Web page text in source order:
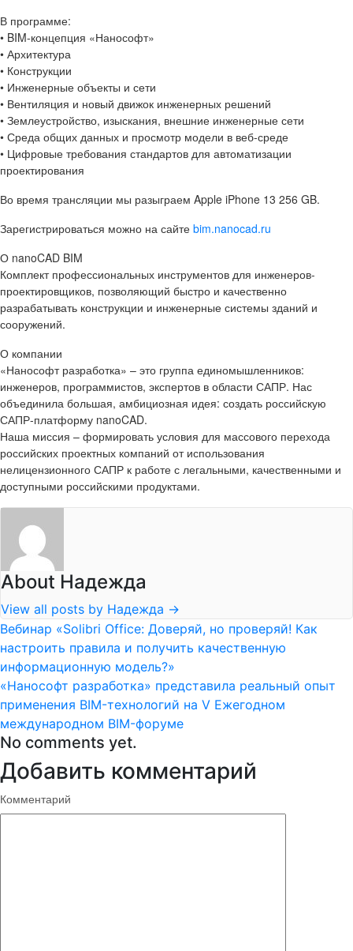
В программе:
• BIM-концепция «Нанософт»
• Архитектура
• Конструкции
• Инженерные объекты и сети
• Вентиляция и новый движок инженерных решений
• Землеустройство, изыскания, внешние инженерные сети
• Среда общих данных и просмотр модели в веб-среде
• Цифровые требования стандартов для автоматизации
проектирования
Во время трансляции мы разыграем Apple iPhone 13 256 GB.
Зарегистрироваться можно на сайте bim.nanocad.ru
О nanoCAD BIM
Комплект профессиональных инструментов для инженеров-
проектировщиков, позволяющий быстро и качественно
разрабатывать конструкции и инженерные системы зданий и
сооружений.
О компании
«Нанософт разработка» – это группа единомышленников:
инженеров, программистов, экспертов в области САПР. Нас
объединила большая, амбициозная идея: создать российскую
САПР-платформу nanoCAD.
Наша миссия – формировать условия для массового перехода
российских проектных компаний от использования
нелицензионного САПР к работе с легальными, качественными и
доступными российскими продуктами.
About Надежда
View all posts by Надежда →
Вебинар «Solibri Office: Доверяй, но проверяй! Как
настроить правила и получить качественную
информационную модель?»
«Нанософт разработка» представила реальный опыт
применения BIM-технологий на V Ежегодном
международном BIM-форуме
No comments yet.
Добавить комментарий
Комментарий